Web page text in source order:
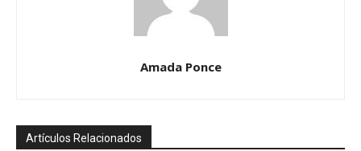
Amada Ponce
Artículos Relacionados